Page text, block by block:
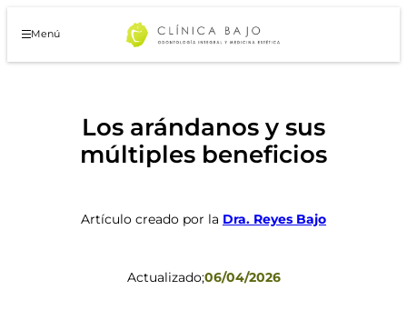
Menú
Los arándanos y sus
múltiples beneficios
Artículo creado por la Dra. Reyes Bajo
Actualizado;06/04/2026